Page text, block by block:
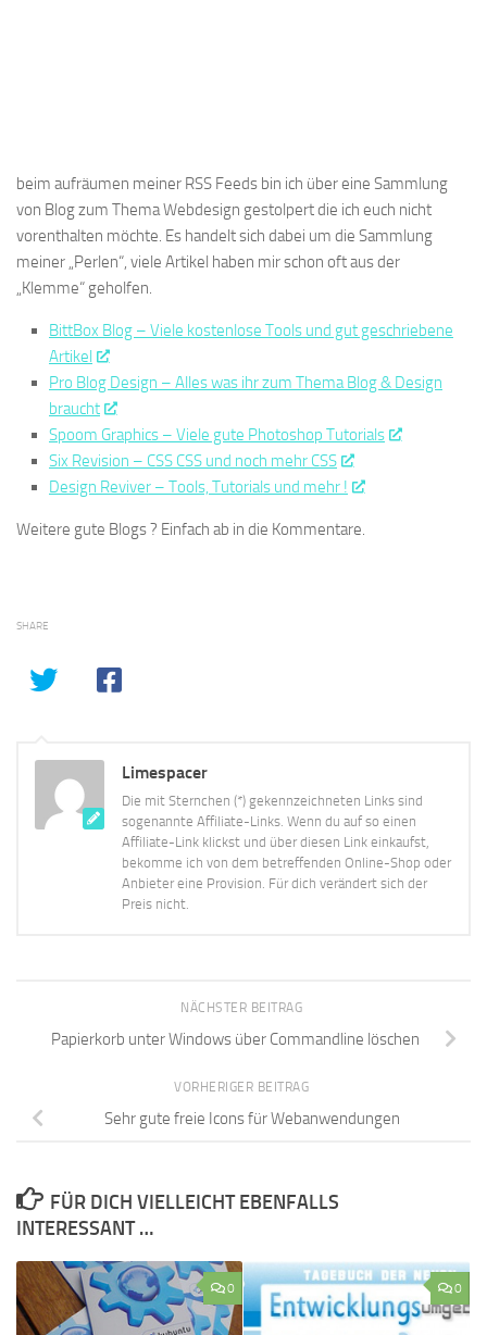
beim aufräumen meiner RSS Feeds bin ich über eine Sammlung
von Blog zum Thema Webdesign gestolpert die ich euch nicht
vorenthalten möchte. Es handelt sich dabei um die Sammlung
meiner „Perlen“, viele Artikel haben mir schon oft aus der
„Klemme“ geholfen.
BittBox Blog – Viele kostenlose Tools und gut geschriebene
Artikel
Pro Blog Design – Alles was ihr zum Thema Blog & Design
braucht
Spoom Graphics – Viele gute Photoshop Tutorials
Six Revision – CSS CSS und noch mehr CSS
Design Reviver – Tools, Tutorials und mehr !
Weitere gute Blogs ? Einfach ab in die Kommentare.
SHARE
Limespacer
Die mit Sternchen (*) gekennzeichneten Links sind
sogenannte Affiliate-Links. Wenn du auf so einen
Affiliate-Link klickst und über diesen Link einkaufst,
bekomme ich von dem betreffenden Online-Shop oder
Anbieter eine Provision. Für dich verändert sich der
Preis nicht.
NÄCHSTER BEITRAG
Papierkorb unter Windows über Commandline löschen
VORHERIGER BEITRAG
Sehr gute freie Icons für Webanwendungen
FÜR DICH VIELLEICHT EBENFALLS
INTERESSANT …
0 0